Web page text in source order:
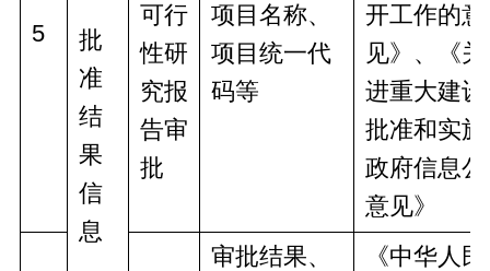
批
准
结
果
信
息
5
可行
性研
究报
告审
批
项目名称、
项目统一代
码等
开工作的意
见》、《
进重大建
批准和实
政府信息
意见》
审批结果、
《中华人